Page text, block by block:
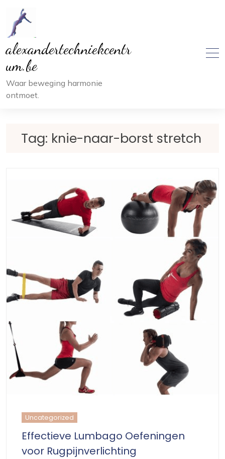
inhoud
alexandertechniekcentr
um.be
Waar beweging harmonie
ontmoet.
Tag: knie-naar-borst stretch
Uncategorized
Effectieve Lumbago Oefeningen
voor Rugpijnverlichting